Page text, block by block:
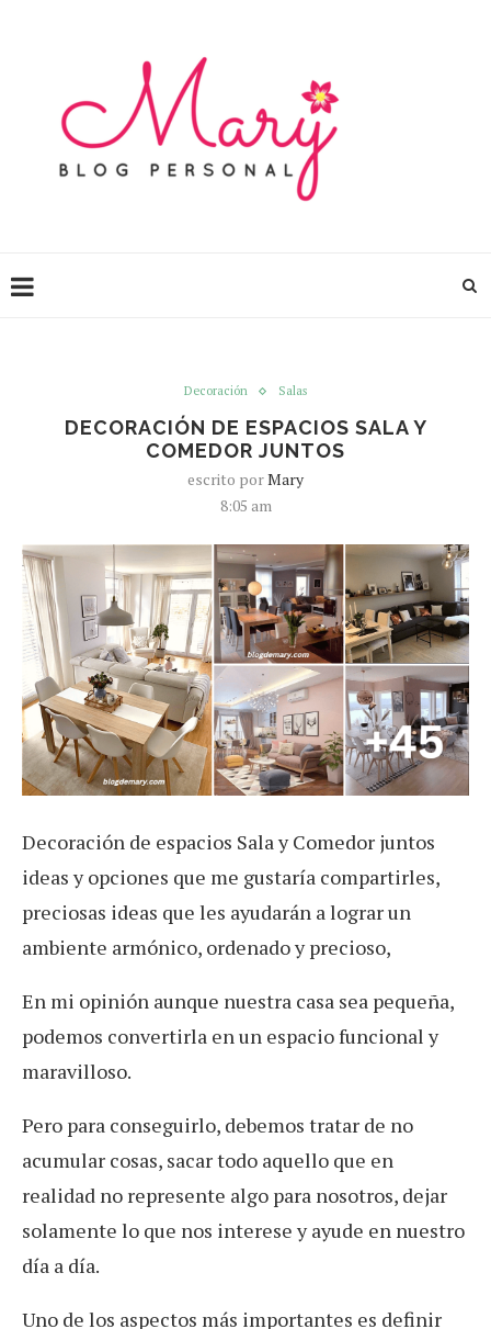
Decoración Salas
DECORACIÓN DE ESPACIOS SALA Y
COMEDOR JUNTOS
escrito porMary
8:05 am
Decoración de espacios Sala y Comedor juntos
ideas y opciones que me gustaría compartirles,
preciosas ideas que les ayudarán a lograr un
ambiente armónico, ordenado y precioso,
En mi opinión aunque nuestra casa sea pequeña,
podemos convertirla en un espacio funcional y
maravilloso.
Pero para conseguirlo, debemos tratar de no
acumular cosas, sacar todo aquello que en
realidad no represente algo para nosotros, dejar
solamente lo que nos interese y ayude en nuestro
día a día.
Uno de los aspectos más importantes es definir